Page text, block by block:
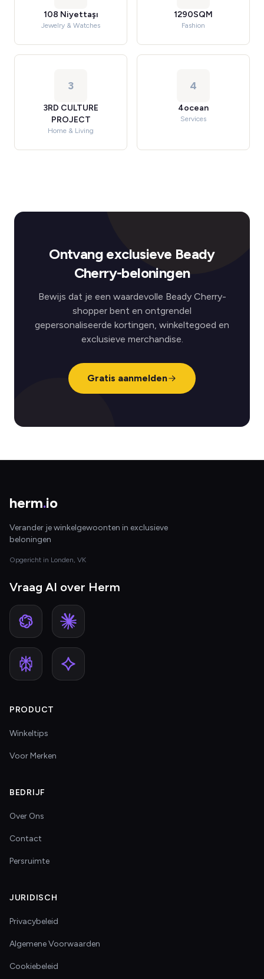
108 Niyettaşı
Jewelry & Watches
1290SQM
Fashion
3
3RD CULTURE
PROJECT
Home & Living
4
4ocean
Services
Ontvang exclusieve Beady
Cherry-beloningen
Bewijs dat je een waardevolle Beady Cherry-
shopper bent en ontgrendel
gepersonaliseerde kortingen, winkeltegoed en
exclusieve merchandise.
Gratis aanmelden
herm.io
Verander je winkelgewoonten in exclusieve
beloningen
Opgericht in Londen, VK
Vraag AI over Herm
PRODUCT
Winkeltips
Voor Merken
BEDRIJF
Over Ons
Contact
Persruimte
JURIDISCH
Privacybeleid
Algemene Voorwaarden
Cookiebeleid